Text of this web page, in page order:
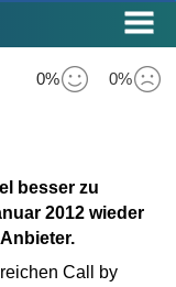
0% 0%
besser zu
2012 wieder
Call by